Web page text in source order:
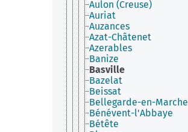
Aulon (Creuse)
Auriat
Auzances
Azat-Châtenet
Azerables
Banize
Basville
Bazelat
Beissat
Bellegarde-en-Marche
Bénévent-l'Abbaye
Bétête